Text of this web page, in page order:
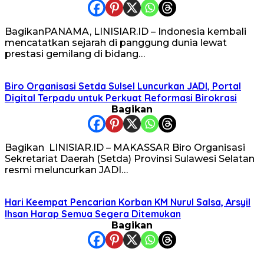
BagikanPANAMA, LINISIAR.ID – Indonesia kembali
mencatatkan sejarah di panggung dunia lewat
prestasi gemilang di bidang…
Biro Organisasi Setda Sulsel Luncurkan JADI, Portal
Digital Terpadu untuk Perkuat Reformasi Birokrasi
Bagikan
Bagikan LINISIAR.ID – MAKASSAR Biro Organisasi
Sekretariat Daerah (Setda) Provinsi Sulawesi Selatan
resmi meluncurkan JADI…
Hari Keempat Pencarian Korban KM Nurul Salsa, Arsyil
Ihsan Harap Semua Segera Ditemukan
Bagikan